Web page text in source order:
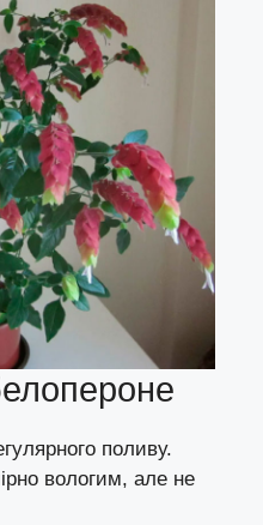
поливу.
вологим, але не